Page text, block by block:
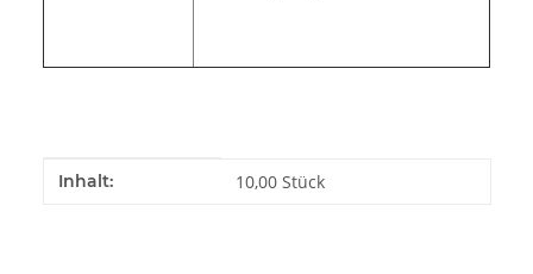
Produkteigenschaft
Wert
Inhalt: 10,00 Stück